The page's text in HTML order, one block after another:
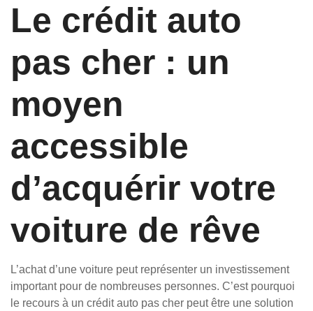
Le crédit auto
pas cher : un
moyen
accessible
d’acquérir votre
voiture de rêve
L’achat d’une voiture peut représenter un investissement
important pour de nombreuses personnes. C’est pourquoi
le recours à un crédit auto pas cher peut être une solution